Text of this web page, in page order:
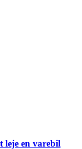
leje en varebil